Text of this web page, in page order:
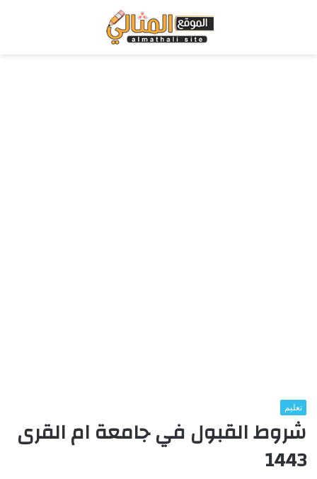
تعليم
شروط القبول في جامعة ام القرى
1443